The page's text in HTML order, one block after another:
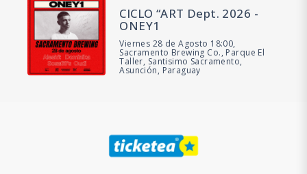
CICLO “ART Dept. 2026 -
ONEY1
Viernes 28 de Agosto 18:00,
Sacramento Brewing Co., Parque El
Taller, Santisimo Sacramento,
Asunción, Paraguay